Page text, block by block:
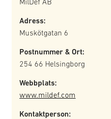
Adress:
Muskötgatan 6
Postnummer & Ort:
254 66 Helsingborg
Webbplats:
www.mildef.com
Kontaktperson: